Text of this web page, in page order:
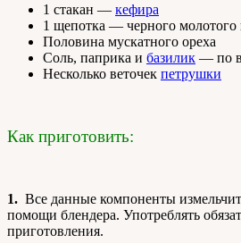
1 стакан — кефира
1 щепотка — черного молотого
Половина мускатного ореха
Соль, паприка и базилик — по
Несколько веточек петрушки
Как приготовить:
1. Все данные компоненты
помощи блендера. Употреблять
приготовления.